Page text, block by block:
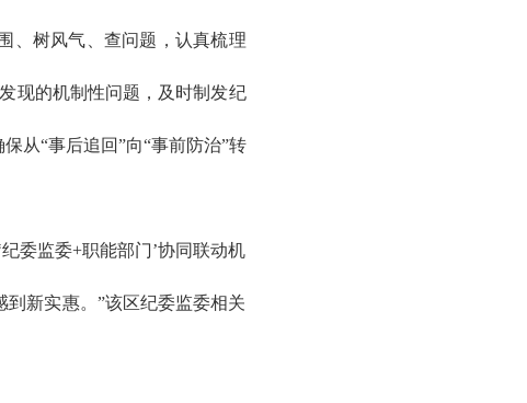
、树风气、查问题，认真梳理
现的机制性问题，及时制发纪
从“事后追回”向“事前防治”转
委监委+职能部门’协同联动机
新实惠。”该区纪委监委相关